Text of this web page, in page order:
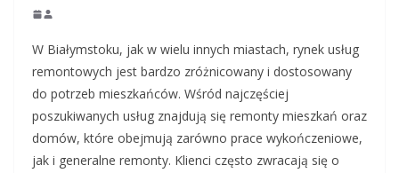
W Białymstoku, jak w wielu innych miastach, rynek usług
remontowych jest bardzo zróżnicowany i dostosowany
do potrzeb mieszkańców. Wśród najczęściej
poszukiwanych usług znajdują się remonty mieszkań oraz
domów, które obejmują zarówno prace wykończeniowe,
jak i generalne remonty. Klienci często zwracają się o